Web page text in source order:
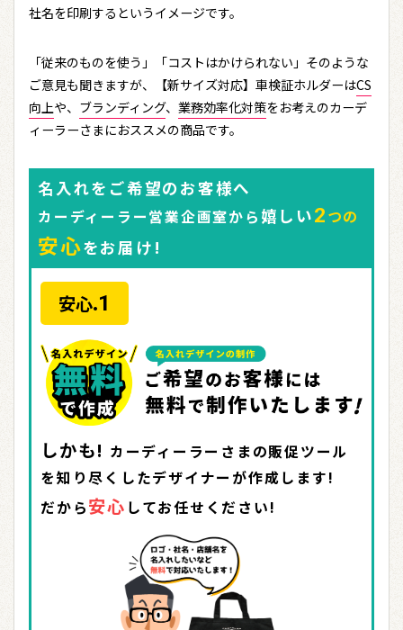
社名を印刷するというイメージです。
「従来のものを使う」「コストはかけられない」そのような
ご意見も聞きますが、【新サイズ対応】車検証ホルダーはCS
向上や、 ブランディング、 業務効率化対策をお考えのカーデ
ィーラーさまにおススメの商品です。
名入れをご希望のお客様へ
カーディーラー営業企画室から 嬉しい2つの
安心をお届け!
安心.1
しかも! カーディーラーさまの販促ツール
を知り尽くしたデザイナーが作成します!
だから安心 してお任せください!